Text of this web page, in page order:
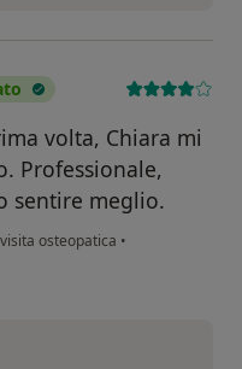
volta, Chiara mi
Professionale,
sentire meglio.
osteopatica •